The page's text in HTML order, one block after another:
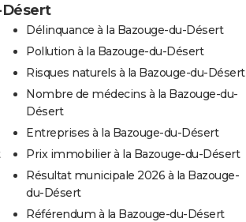
Désert
Délinquance à la Bazouge-du-Désert
Pollution à la Bazouge-du-Désert
Risques naturels à la Bazouge-du-Désert
Nombre de médecins à la Bazouge-du-
Désert
Entreprises à la Bazouge-du-Désert
Prix immobilier à la Bazouge-du-Désert
Résultat municipale 2026 à la Bazouge-
du-Désert
Référendum à la Bazouge-du-Désert